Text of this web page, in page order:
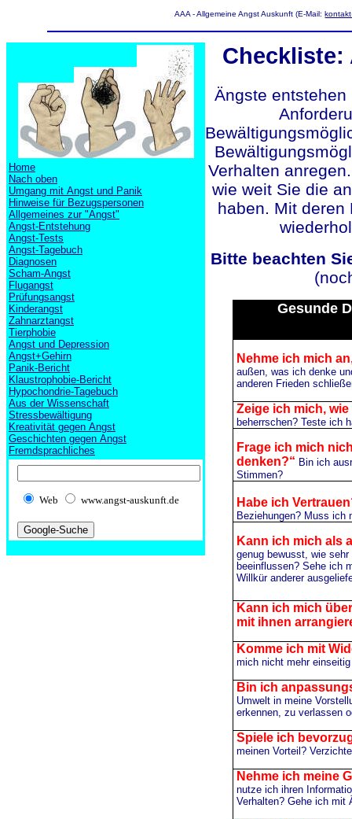
AAA - Allgemeine Angst Auskunft (E-Mail:
Home
Nach oben
Umgang mit Angst und Panik
Hinweise für Bezugspersonen
Allgemeines zur "Angst"
Angst-Entstehung
Angst-Tests
Angst-Tagebuch
Diagnosen
Scham-Angst
Flugangst
Prüfungsangst
Kinderangst
Zahnarztangst
Tierphobie
Angst und Depression
Angst+Gehirn
Panik-Bericht
Klaustrophobie-Bericht
Hypochondrie-Tagebuch
Aus der Wissenschaft
Stressbewältigung
Kreativität gegen Angst
Geschichten gegen Angst
Fremdsprachliches
Web www.angst-auskunft.de
Checkliste:
Ängste
Verhalten
wie weit Sie die
haben. Mit deren
Bitte beachten
Gesunde
Nehme ich mich
außen, was ich denke
anderen Frieden
Zeige ich mich,
beherrschen? Teste ich
Frage ich mich
denken?“ Bin ich
Stimmen?
Habe ich
Beziehungen? Muss ich
Kann ich mich als
genug bewusst, wie
beeinflussen? Sehe ich
Willkür anderer
Kann ich mich
mit ihnen
Komme ich mit
mich nicht mehr einseitig
Bin ich
Umwelt in meine
erkennen, zu verlassen
Spiele ich
meinen Vorteil?
Nehme ich meine
nutze ich ihren
Verhalten? Gehe ich mit